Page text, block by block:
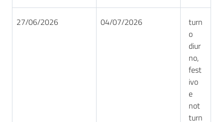
27/06/2026 04/07/2026
turn
o
diur
no,
fest
ivo
e
not
turn